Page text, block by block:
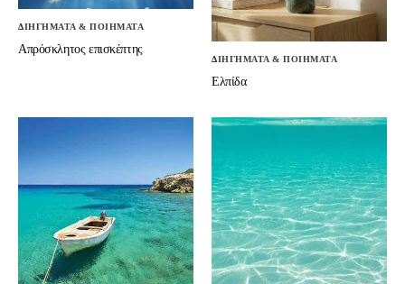
ΔΙΗΓΗΜΑΤΑ & ΠΟΙΗΜΑΤΑ
Απρόσκλητος επισκέπτης
ΔΙΗΓΗΜΑΤΑ & ΠΟΙΗΜΑΤΑ
Ελπίδα